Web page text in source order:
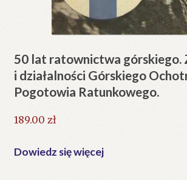
50 lat ratownictwa górskiego.
i działalności Górskiego
Pogotowia Ratunkowego.
189.00 zł
Dowiedz się więcej